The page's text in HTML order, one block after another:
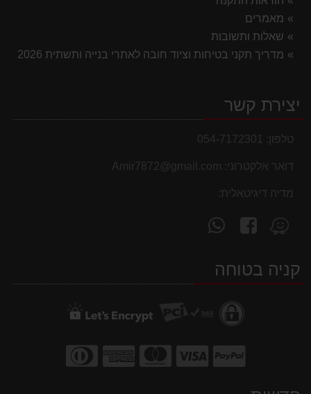
מאמרים
שאלות ותשובות
מדריך תקני בטיחות וציוד חובה לאתרי בנייה ותשתית 2026
יצירת קשר
טלפון: 054-7172301
דואר אלקטרוני: Amir7872@gmail.com
מדיה דיגיטאלית:
מצא
אותנו
Waze
עקוב
אחרינו
facebookקניה בטוחה